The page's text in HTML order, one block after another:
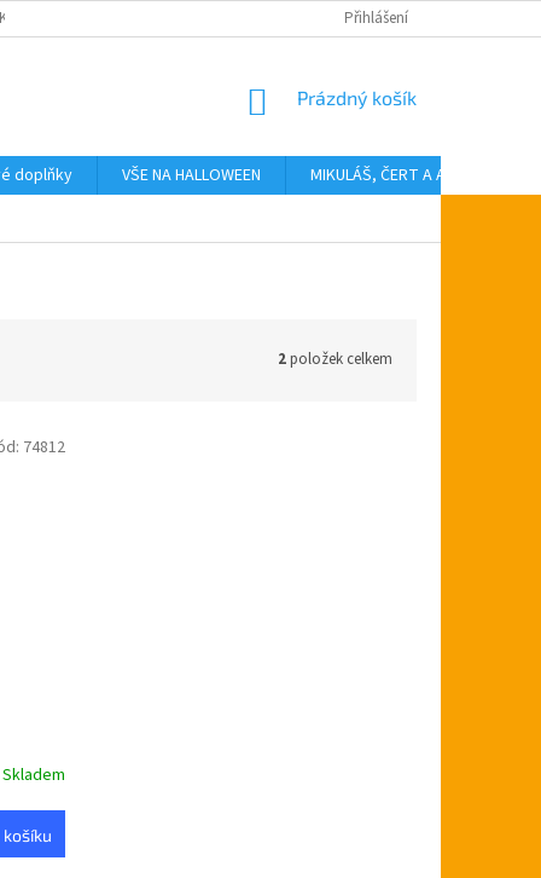
Přihlášení
NÁKUPNÍ
Prázdný košík
doplňky VŠE NA HALLOWEEN MIKULÁŠ, ČERT A ANDĚL
2položek celkem
Skladem
košíku
74812